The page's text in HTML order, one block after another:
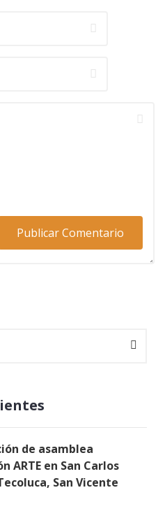
de asamblea
ARTE en San Carlos
San Vicente